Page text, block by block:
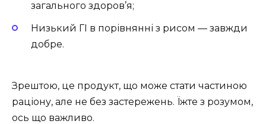
загального здоров’я;
Низький ГІ в порівнянні з рисом — завжди
добре.
Зрештою, це продукт, що може стати частиною
раціону, але не без застережень. Їжте з розумом,
ось що важливо.